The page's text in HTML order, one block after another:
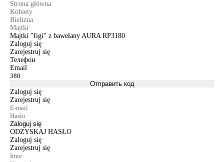
Strona główna
Kobiety
Bielizna
Majtki
Majtki "figi" z bawełany AURA RP3180
Zaloguj się
Zarejestruj się
Телефон
Email
Отправить код
Zaloguj się
Zarejestruj się
Zaloguj się
ODZYSKAJ HASŁO
Zaloguj się
Zarejestruj się